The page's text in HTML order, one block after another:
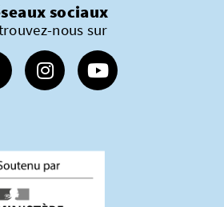
sociaux
nous sur
nous sur Facebook
Suivez-nous sur Instagram
Suivez-nous sur Youtube